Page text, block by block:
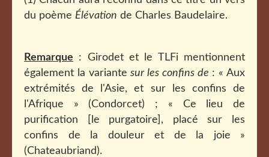
du poème Élévation de Charles Baudelaire.
Remarque : Girodet et le TLFi mentionnent
également la variantesur les confins de : «Aux
extrémités de l'Asie, et sur les confins de
l'Afrique » (Condorcet) ; « Ce lieu de
purification [le purgatoire], placé sur les
confins de la douleur et de la joie »
(Chateaubriand).